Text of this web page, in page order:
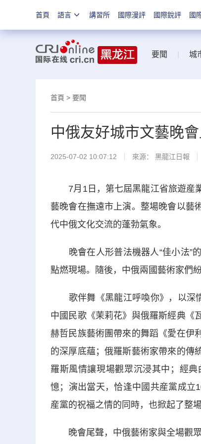
首頁 語言 講習所 國際漫評 國際銳評 國
要聞 城
首頁 > 要聞
中俄友好城市文藝晚
2025-07-02 10:07:12 來源： 黑龍江日報
7月1日，第七屆黑龍江省旅遊産業
藝晚會在撫遠市上演。整場晚會以藝
代中俄文化交流的蓬勃氣象。
晚會在人形普法機器人“佳小法”的
點燃現場。隨後，中俄兩國藝術家們
歌伴舞《黑龍江呼喚你》，以深情
中國民歌《茉莉花》與俄羅斯經典《
赫哲民族藝術團帶來的舞蹈《愛在伊
的深厚底蘊；俄羅斯藝術家帶來的傳
羅斯風情讓現場觀眾沉浸其中；經
憶；演出當天，恰逢中國共産黨成立
産黨的祝福之情的同時，也掀起了整
晚會尾聲，中俄藝術家與全場觀眾